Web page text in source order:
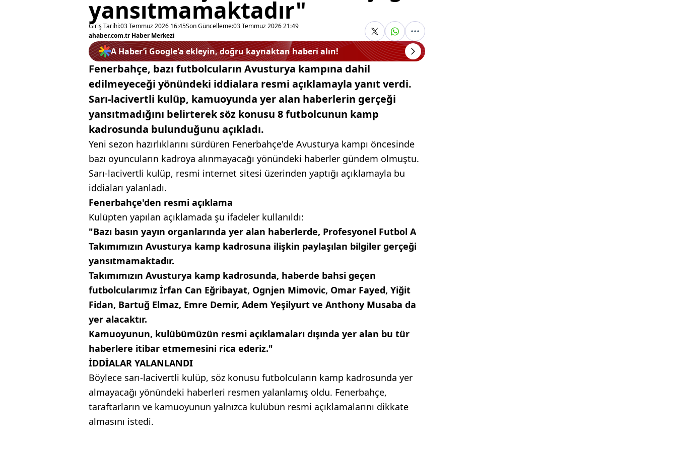
yansıtmamaktadır"
Giriş Tarihi:03 Temmuz 2026 16:45Son Güncelleme:03 Temmuz 2026 21:49
ahaber.com.tr Haber Merkezi
A Haber’i Google'a ekleyin, doğru kaynaktan haberi alın!
Fenerbahçe, bazı futbolcuların Avusturya kampına dahil
edilmeyeceği yönündeki iddialara resmi açıklamayla yanıt verdi.
Sarı-lacivertli kulüp, kamuoyunda yer alan haberlerin gerçeği
yansıtmadığını belirterek söz konusu 8 futbolcunun kamp
kadrosunda bulunduğunu açıkladı.
Yeni sezon hazırlıklarını sürdüren Fenerbahçe'de Avusturya kampı öncesinde
bazı oyuncuların kadroya alınmayacağı yönündeki haberler gündem olmuştu.
Sarı-lacivertli kulüp, resmi internet sitesi üzerinden yaptığı açıklamayla bu
iddiaları yalanladı.
Fenerbahçe'den resmi açıklama
Kulüpten yapılan açıklamada şu ifadeler kullanıldı:
"Bazı basın yayın organlarında yer alan haberlerde, Profesyonel Futbol A
Takımımızın Avusturya kamp kadrosuna ilişkin paylaşılan bilgiler gerçeği
yansıtmamaktadır.
Takımımızın Avusturya kamp kadrosunda, haberde bahsi geçen
futbolcularımız İrfan Can Eğribayat, Ognjen Mimovic, Omar Fayed, Yiğit
Fidan, Bartuğ Elmaz, Emre Demir, Adem Yeşilyurt ve Anthony Musaba da
yer alacaktır.
Kamuoyunun, kulübümüzün resmi açıklamaları dışında yer alan bu tür
haberlere itibar etmemesini rica ederiz."
İDDİALAR YALANLANDI
Böylece sarı-lacivertli kulüp, söz konusu futbolcuların kamp kadrosunda yer
almayacağı yönündeki haberleri resmen yalanlamış oldu. Fenerbahçe,
taraftarların ve kamuoyunun yalnızca kulübün resmi açıklamalarını dikkate
almasını istedi.